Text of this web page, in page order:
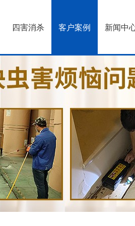
四害消杀 客户案例 新闻中